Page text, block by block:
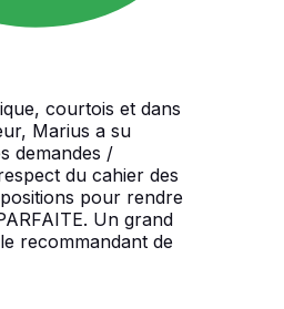
courtois et dans
Marius a su
demandes /
du cahier des
pour rendre
Un grand
recommandant de